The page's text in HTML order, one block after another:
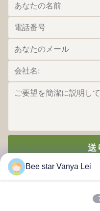
送
Bee star Vanya Lei